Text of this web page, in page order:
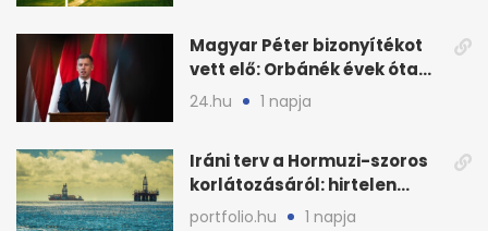
Magyar Péter bizonyítékot
vett elő: Orbánék évek óta
tudtak az energiarendszer
összeomlásáról
24.hu 1 napja
Iráni terv a Hormuzi-szoros
korlátozásáról: hirtelen
megugrott az olajár
portfolio.hu 1 napja